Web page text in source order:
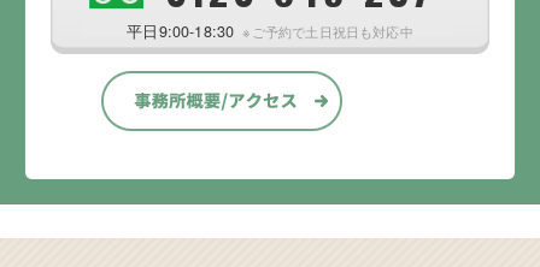
平日9:00-18:30 ※ご予約で土日祝日も対応中